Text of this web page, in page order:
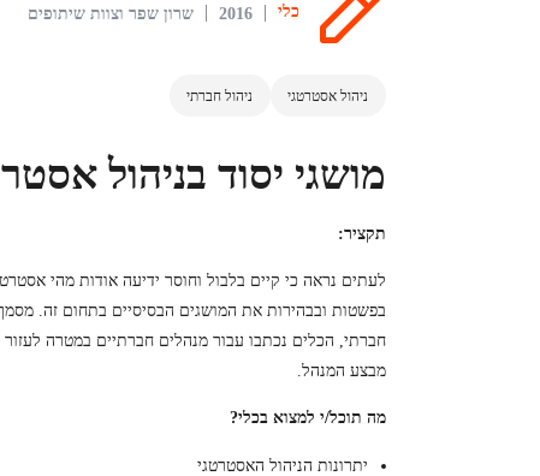
כלי 2016 שרון שפר וצוות שיתופים
ניהול אסטרטגי ניהול חברתי
מושגי יסוד בניהול
תקציר:
לעתים נראה כי קיים בלבול וחוסר ידיעה אודות מהי
בפשטות ובבהירות את המושגים הבסיסיים בתחום זה.
חברתי, הכלים נכתבו עבור מנהלים חברתיים במטרה
מבצע המנהל.
מה תוכל/י למצוא בכלי?
יתרונות הניהול האסטרטגי